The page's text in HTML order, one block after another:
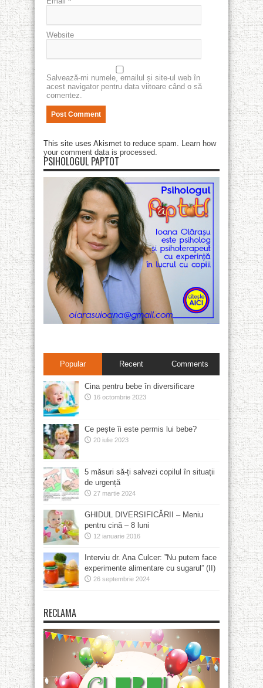
Website
Salvează-mi numele, emailul și site-ul web în
acest navigator pentru data viitoare când o să
comentez.
This site uses Akismet to reduce spam. Learn how
your comment data is processed.
PSIHOLOGUL PAPTOT
Popular Recent Comments
Cina pentru bebe în diversificare
16 octombrie 2023
Ce pește îi este permis lui bebe?
20 iulie 2023
5 măsuri să-ți salvezi copilul în situații
de urgență
27 martie 2024
GHIDUL DIVERSIFICĂRII – Meniu
pentru cină – 8 luni
12 ianuarie 2016
Interviu dr. Ana Culcer: ”Nu putem face
experimente alimentare cu sugarul” (II)
26 septembrie 2024
RECLAMA